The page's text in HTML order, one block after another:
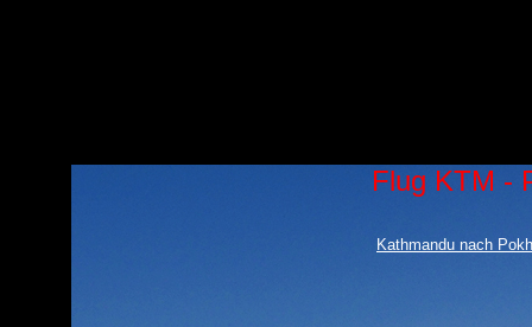
Flug KTM -
Kathmandu nach